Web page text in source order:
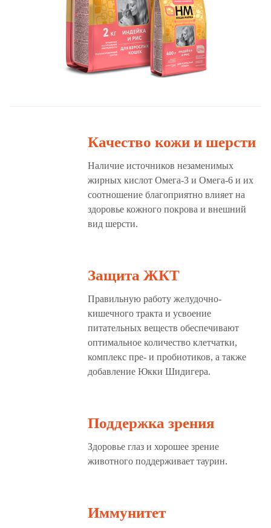
Качество кожи и шерсти
Наличие источников незаменимых
жирных кислот Омега-3 и Омега-6 и их
соотношение благоприятно влияет на
здоровье кожного покрова и внешний
вид шерсти.
Защита ЖКТ
Правильную работу желудочно-
кишечного тракта и усвоение
питательных веществ обеспечивают
оптимальное количество клетчатки,
комплекс пре- и пробиотиков, а также
добавление Юкки Шидигера.
Поддержка зрения
Здоровье глаз и хорошее зрение
животного поддерживает таурин.
Иммунитет